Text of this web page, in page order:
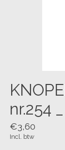
nr.254 _
€3,60
Incl. btw